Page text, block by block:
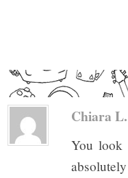
Chiara L.
You look